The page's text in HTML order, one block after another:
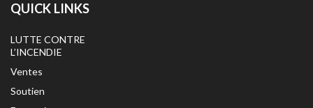
QUICK LINKS
LUTTE CONTRE
L’INCENDIE
Ventes
Soutien